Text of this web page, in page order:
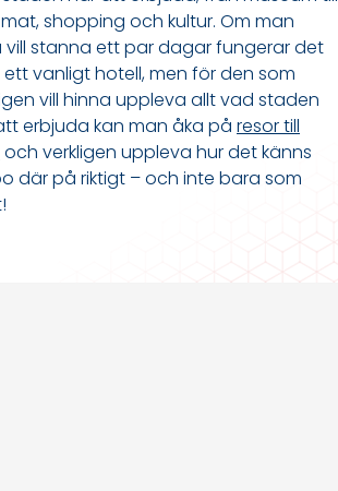
shopping och kultur. Om man
vill stanna ett par dagar fungerar det
vanligt hotell, men för den som
vill hinna uppleva allt vad staden
erbjuda kan man åka på resor till
och verkligen uppleva hur det känns
där på riktigt – och inte bara som